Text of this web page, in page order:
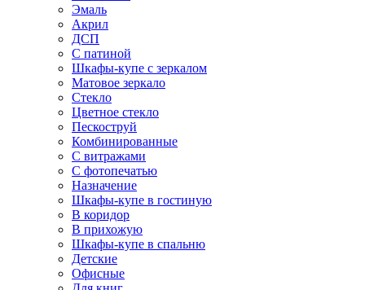
Эмаль
Акрил
ДСП
С патиной
Шкафы-купе с зеркалом
Матовое зеркало
Стекло
Цветное стекло
Пескоструй
Комбинированные
С витражами
С фотопечатью
Назначение
Шкафы-купе в гостиную
В коридор
В прихожую
Шкафы-купе в спальню
Детские
Офисные